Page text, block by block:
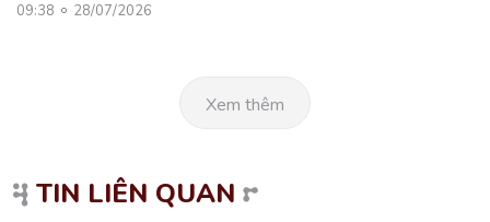
09:38 28/07/2026
Xem thêm
TIN LIÊN QUAN